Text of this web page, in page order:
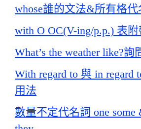
whose誰的文法&所有格代
with O OC(V-ing/p.p.) 表
What’s the weather like?
With regard to 與 in regard
用法
數量不定代名詞 one